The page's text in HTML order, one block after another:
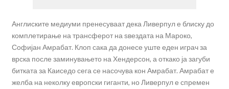
Англиските медиуми пренесуваат дека Ливерпул е блиску до
комплетирање на трансферот на ѕвездата на Мароко,
Софијан Амрабат. Клоп сака да донесе уште еден играч за
врска после заминувањето на Хендерсон, а откако ја загуби
битката за Каиседо сега се насочува кон Амрабат. Амрабат е
желба на неколку европски гиганти, но Ливерпул е спремен